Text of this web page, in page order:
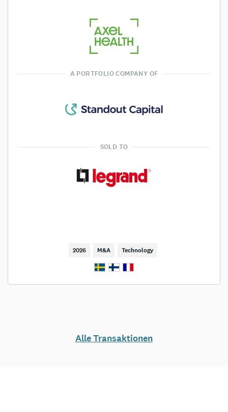
A PORTFOLIO COMPANY OF
SOLD TO
2026 M&A Technology
Alle Transaktionen